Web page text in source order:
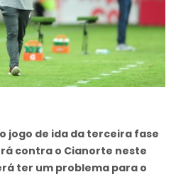
jogo de ida da terceira fase
contra o Cianorte neste
ter um problema para o